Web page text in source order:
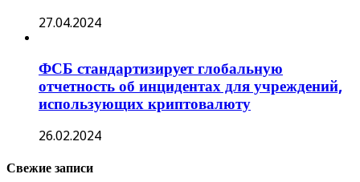
27.04.2024
ФСБ стандартизирует глобальную
отчетность об инцидентах для учреждений,
использующих криптовалюту
26.02.2024
Свежие записи